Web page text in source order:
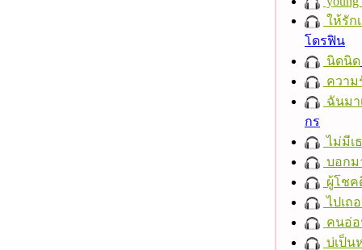
ให้รัก
โดรฟิน
นิดนิด
ความ
ฉันมา
กร
ไม่มีเ
บอกม
ผู้โชค
ไปเถ
คนอ่
บ่เป็น